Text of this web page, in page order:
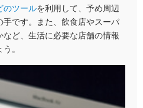
のツールを利用して、予め周辺
です。また、飲食店やスーパ
ど、生活に必要な店舗の情報
。